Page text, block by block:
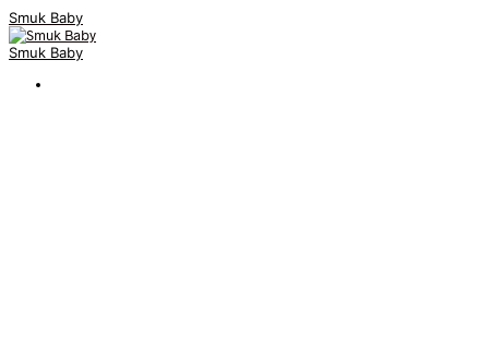
Smuk Baby
Smuk Baby